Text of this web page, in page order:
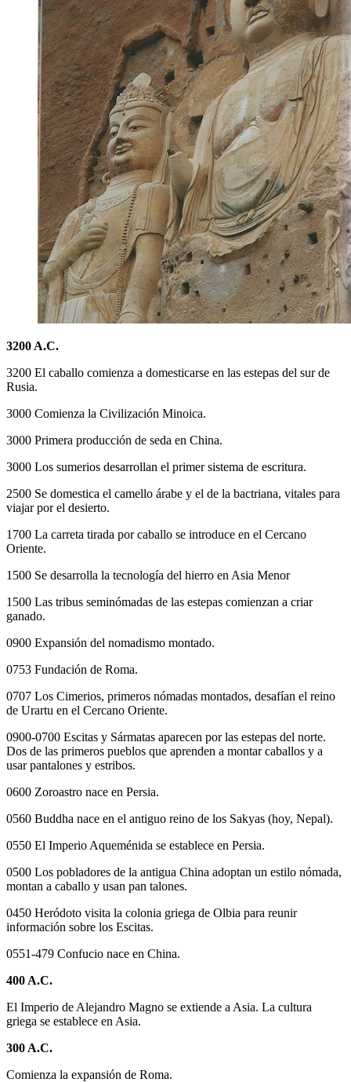
3200 A.C.
3200 El caballo comienza a domesticarse en las estepas del sur de
Rusia.
3000 Comienza la Civilización Minoica.
3000 Primera producción de seda en China.
3000 Los sumerios desarrollan el primer sistema de escritura.
2500 Se domestica el camello árabe y el de la bactriana, vitales para
viajar por el desierto.
1700 La carreta tirada por caballo se introduce en el Cercano
Oriente.
1500 Se desarrolla la tecnología del hierro en Asia Menor
1500 Las tribus seminómadas de las estepas comienzan a criar
ganado.
0900 Expansión del nomadismo montado.
0753 Fundación de Roma.
0707 Los Cimerios, primeros nómadas montados, desafían el reino
de Urartu en el Cercano Oriente.
0900-0700 Escitas y Sármatas aparecen por las estepas del norte.
Dos de las primeros pueblos que aprenden a montar caballos y a
usar pantalones y estribos.
0600 Zoroastro nace en Persia.
0560 Buddha nace en el antiguo reino de los Sakyas (hoy, Nepal).
0550 El Imperio Aqueménida se establece en Persia.
0500 Los pobladores de la antigua China adoptan un estilo nómada,
montan a caballo y usan pan talones.
0450 Heródoto visita la colonia griega de Olbia para reunir
información sobre los Escitas.
0551-479 Confucio nace en China.
400 A.C.
El Imperio de Alejandro Magno se extiende a Asia. La cultura
griega se establece en Asia.
300 A.C.
Comienza la expansión de Roma.